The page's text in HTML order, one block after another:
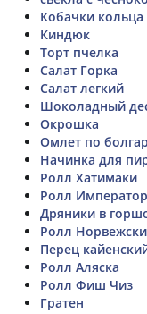
Кобачки
Киндюк
Торт пчелка
Салат Горка
Салат легкий
Шоколадный
Окрошка
Омлет по
Начинка для
Ролл Хатимаки
Ролл
Дряники в
Ролл
Перец
Ролл Аляска
Ролл Фиш Чиз
Гратен